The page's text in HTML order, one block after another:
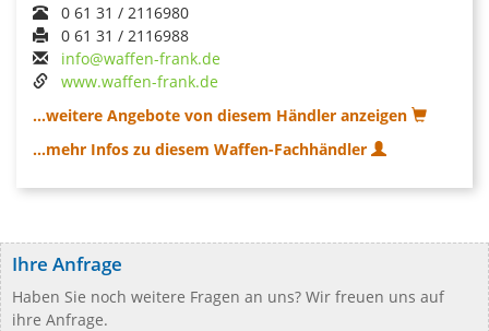
0 61 31 / 2116980
0 61 31 / 2116988
info@waffen-frank.de
www.waffen-frank.de
...weitere Angebote von diesem Händler anzeigen
...mehr Infos zu diesem Waffen-Fachhändler
Ihre Anfrage
Haben Sie noch weitere Fragen an uns? Wir freuen uns auf
ihre Anfrage.